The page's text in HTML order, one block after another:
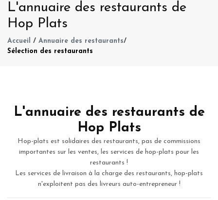
L'annuaire des restaurants de
Hop Plats
Accueil / Annuaire des restaurants/
Sélection des restaurants
L'annuaire des restaurants de
Hop Plats
Hop-plats est solidaires des restaurants, pas de commissions
importantes sur les ventes, les services de hop-plats pour les
restaurants !
Les services de livraison à la charge des restaurants, hop-plats
n'exploitent pas des livreurs auto-entrepreneur !